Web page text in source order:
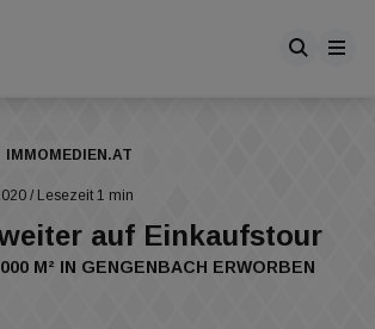
IMMOMEDIEN.AT
/ Lesezeit 1 min
auf Einkaufstour
M² IN GENGENBACH ERWORBEN